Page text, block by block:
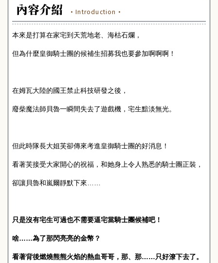
內容介紹 ·Introduction·
本來是打算在家宅到天荒地老、海枯石爛，
但為什麼皇御騎士團的候補生招募我也要參加啊啊啊！
在姆瓦大陸的國王禁止科技研發之後，
廢柴魔法師貝魯一瞬間失去了遊戲機，宅生黯淡無光。
但此時隊長大姐芙卻傳來考進皇御騎士團的好消息！
看著芙接受大家開心的祝福，和她身上令人熟悉的騎士團正裝，
卻讓貝魯和嵐爾靜默下來……
只是沒有宅生可過也不需要逼宅當騎士團候補吧！
啥……為了那閃亮亮的金幣？
看著背後燃燒熊熊火焰的熱血哥哥，那、那……只好潦下去了。